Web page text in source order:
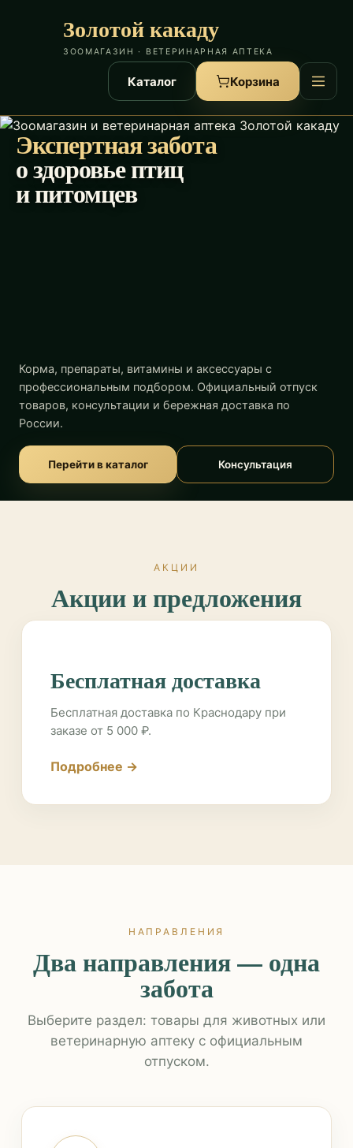
Золотой какаду
ЗООМАГАЗИН · ВЕТЕРИНАРНАЯ АПТЕКА
Каталог Корзина
Экспертная забота
о здоровье птиц
и питомцев
Корма, препараты, витамины и аксессуары с
профессиональным подбором. Официальный отпуск
товаров, консультации и бережная доставка по
России.
Перейти в каталог Консультация
АКЦИИ
Акции и предложения
Бесплатная доставка
Бесплатная доставка по Краснодару при
заказе от 5 000 ₽.
Подробнее →
НАПРАВЛЕНИЯ
Два направления — одна
забота
Выберите раздел: товары для животных или
ветеринарную аптеку с официальным
отпуском.